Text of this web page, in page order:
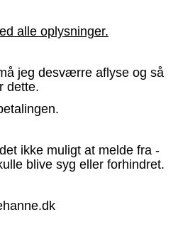
alle oplysninger.
jeg desværre aflyse og så
dette.
ikke muligt at melde fra -
blive syg eller forhindret.